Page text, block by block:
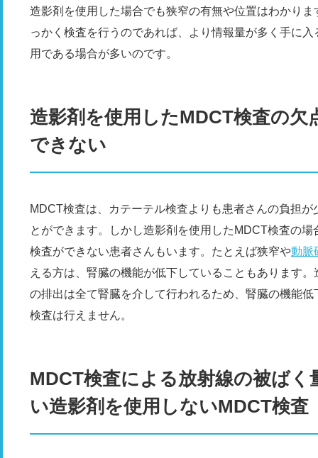
造影剤を使用した場合でも狭窄の有無や位置はわかり
っかく検査を行うのであれば、より情報量が多く手に
用である場合が多いのです。
造影剤を使用したMDCT検査の欠
できない
MDCT検査は、カテーテル検査よりも患者さんの負担
とができます。しかし造影剤を使用したMDCT検査の
検査ができない患者さんもいます。たとえば狭窄や動脈
える方は、腎臓の機能が低下していることもあります
の排出は全て腎臓を介して行われるため、腎臓の機能
検査は行えません。
MDCT検査による放射線の被ば
い造影剤を使用しないMDCT検査